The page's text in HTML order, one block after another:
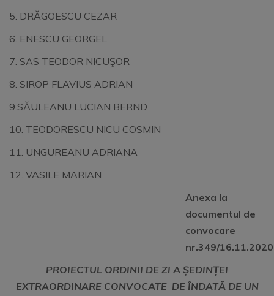
5. DRĂGOESCU CEZAR
6. ENESCU GEORGEL
7. SAS TEODOR NICUŞOR
8. SIROP FLAVIUS ADRIAN
9.SĂULEANU LUCIAN BERND
10. TEODORESCU NICU COSMIN
11. UNGUREANU ADRIANA
12. VASILE MARIAN
Anexa la
documentul de
convocare
nr.349/16.11.2020
PROIECTUL ORDINII DE ZI A ȘEDINȚEI
EXTRAORDINARE CONVOCATE DE ÎNDATĂ DE UN